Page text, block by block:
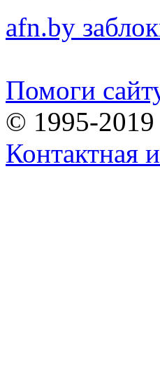
afn.by
Помоги
© 1995-
Контактная